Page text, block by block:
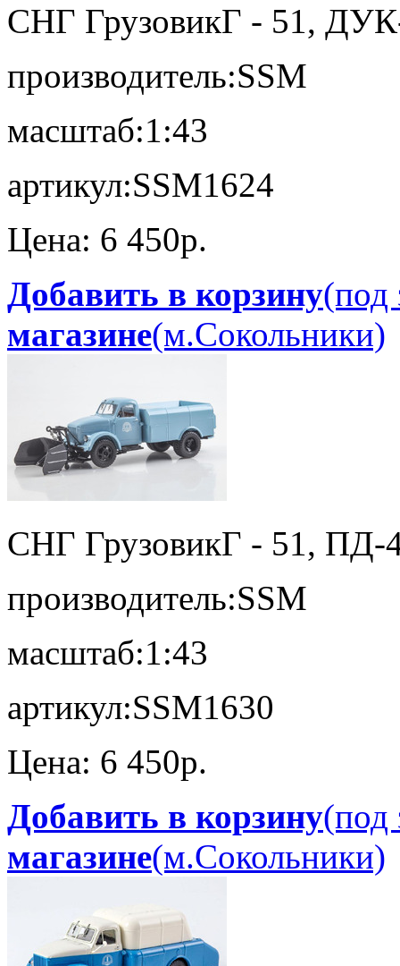
СНГ ГрузовикГ - 51,
производитель:SSM
масштаб:1:43
артикул:SSM1624
Цена: 6 450p.
Добавить в корзину(под
магазине(м.Сокольники)
СНГ ГрузовикГ - 51,
производитель:SSM
масштаб:1:43
артикул:SSM1630
Цена: 6 450p.
Добавить в корзину(под
магазине(м.Сокольники)